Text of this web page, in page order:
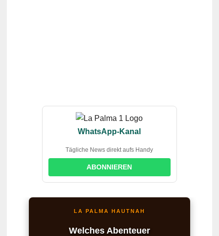
WhatsApp-Kanal
Tägliche News direkt aufs Handy
ABONNIEREN
LA PALMA HAUTNAH
Welches Abenteuer